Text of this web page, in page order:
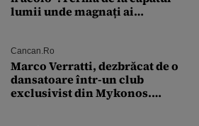
lumii unde magnați ai
Cancan.ro
Marco Verratti, dezbrăcat de o
dansatoare într-un club
exclusivist din Mykonos.